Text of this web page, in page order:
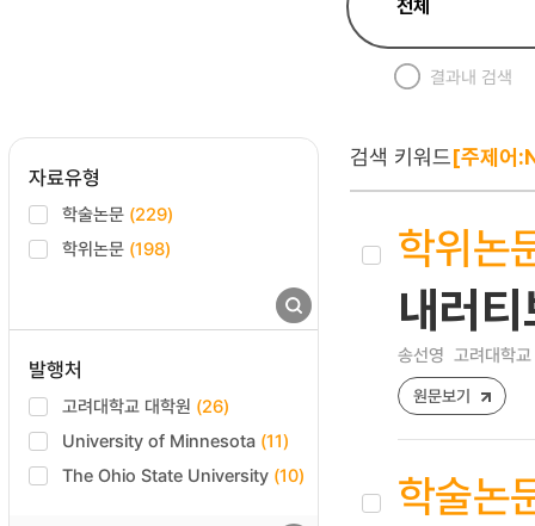
결과내 검색
자료유형
학술논문 (229)
학위논문 (198)
발행처
고려대학교 대학원 (26)
University of Minnesota (11)
The Ohio State University (10)
검색 키워드[주제어
학위논
내러
송선영 고려대학
원문보기
학술논